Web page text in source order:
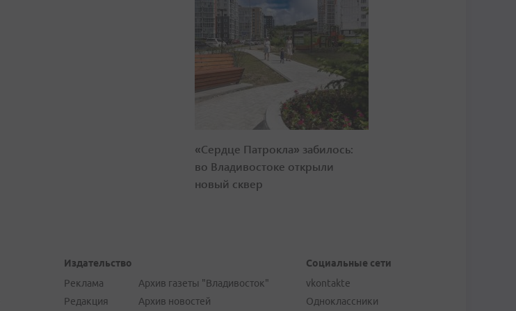
«Сердце Патрокла» забилось:
во Владивостоке открыли
новый сквер
Издательство
Реклама
Редакция
Архив газеты "Владивосток"
Архив новостей
Социальные сети
vkontakte
Одноклассники